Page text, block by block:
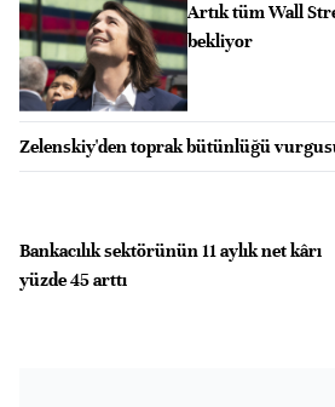
Artık tüm Wall
bekliyor
Zelenskiy'den toprak bütünlüğü
Bankacılık sektörünün 11 aylık net kârı
yüzde 45 arttı